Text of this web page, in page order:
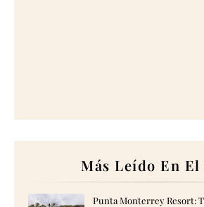
Más Leído En El
Punta Monterrey Resort: